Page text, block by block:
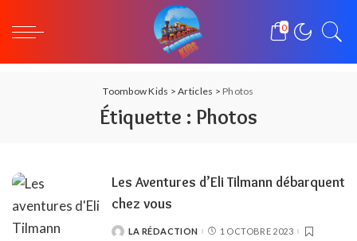
0
Toombow Kids >Articles > Photos
Étiquette : Photos
Les Aventures d’Eli Tilmann débarquent
chez vous
POSTED
LA RÉDACTION 1 OCTOBRE 2023